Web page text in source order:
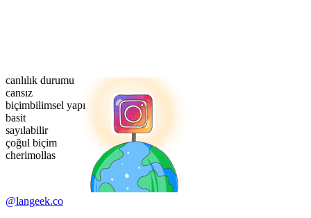
canlılık durumu
cansız
biçimbilimsel yapı
basit
sayılabilir
çoğul biçim
cherimollas
@langeek.co